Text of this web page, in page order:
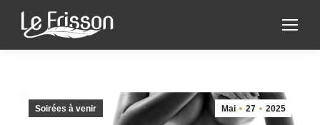
Mai 27 2025
Soirées à venir